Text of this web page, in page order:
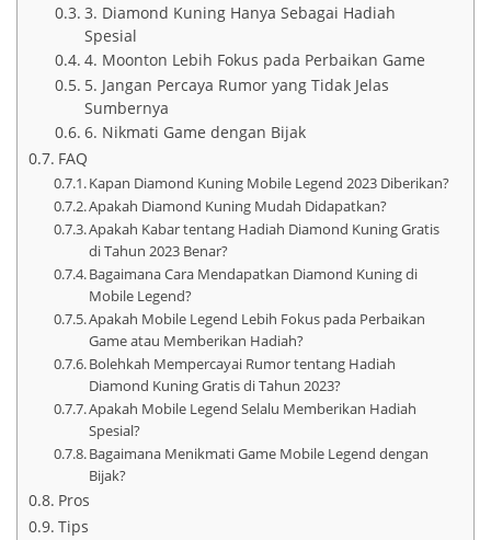
3. Diamond Kuning Hanya Sebagai Hadiah
Spesial
4. Moonton Lebih Fokus pada Perbaikan Game
5. Jangan Percaya Rumor yang Tidak Jelas
Sumbernya
6. Nikmati Game dengan Bijak
FAQ
Kapan Diamond Kuning Mobile Legend 2023 Diberikan?
Apakah Diamond Kuning Mudah Didapatkan?
Apakah Kabar tentang Hadiah Diamond Kuning Gratis
di Tahun 2023 Benar?
Bagaimana Cara Mendapatkan Diamond Kuning di
Mobile Legend?
Apakah Mobile Legend Lebih Fokus pada Perbaikan
Game atau Memberikan Hadiah?
Bolehkah Mempercayai Rumor tentang Hadiah
Diamond Kuning Gratis di Tahun 2023?
Apakah Mobile Legend Selalu Memberikan Hadiah
Spesial?
Bagaimana Menikmati Game Mobile Legend dengan
Bijak?
Pros
Tips